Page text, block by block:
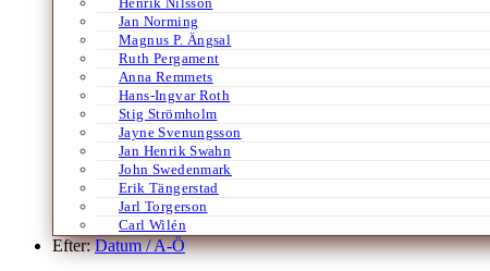
Jan Norming
Magnus P. Ängsal
Ruth Pergament
Anna Remmets
Hans-Ingvar Roth
Stig Strömholm
Jayne Svenungsson
Jan Henrik Swahn
John Swedenmark
Erik Tängerstad
Jarl Torgerson
Carl Wilén
Efter:Datum /A-Ö